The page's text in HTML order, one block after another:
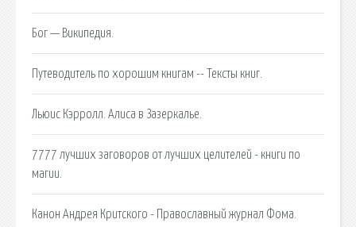
Бог — Википедия.
Путеводитель по хорошим книгам -- Тексты книг.
Льюис Кэрролл. Алиса в Зазеркалье.
7777 лучших заговоров от лучших целителей - книги по
магии.
Канон Андрея Критского - Православный журнал Фома.